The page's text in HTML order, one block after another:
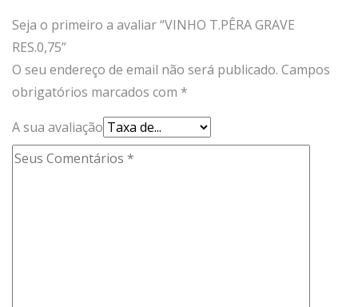
Seja o primeiro a avaliar “VINHO T.PÊRA GRAVE
RES.0,75”
O seu endereço de email não será publicado. Campos
obrigatórios marcados com *
A sua avaliação